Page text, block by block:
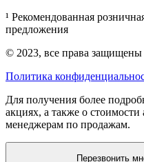
¹ Рекомендованная
предложения
© 2023, все права защищены
Политика
Для получения более
акциях, а также о
менеджерам по продажам.
Перезвонить